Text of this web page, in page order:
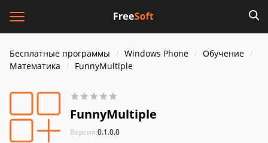
Бесплатные программы Windows Phone
Обучение
Математика
FunnyMultiple
FunnyMultiple
Версия:0.1.0.0